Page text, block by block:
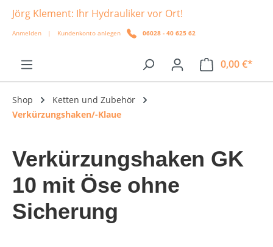
springen
Jörg Klement: Ihr Hydrauliker vor Ort!
Anmelden | Kundenkonto anlegen 06028 - 40 625 62
0,00 €*
Shop
Ketten und Zubehör
Verkürzungshaken/-Klaue
Verkürzungshaken GK
10 mit Öse ohne
Sicherung